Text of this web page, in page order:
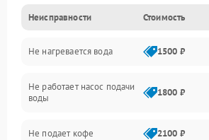
Прочие неисправности
Включение и работа
Проблемы с водой
Проблемы с капучинатором и паром
Неисправности Стоимость
Не нагревается вода 1500 ₽
Не работает насос подачи
воды
1800 ₽
Не подает кофе 2100 ₽